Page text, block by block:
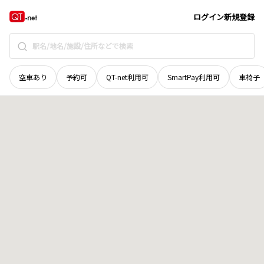
ログイン新規登録
空車あり 予約可 QT-net利用可 SmartPay利用可 車椅子
京都府